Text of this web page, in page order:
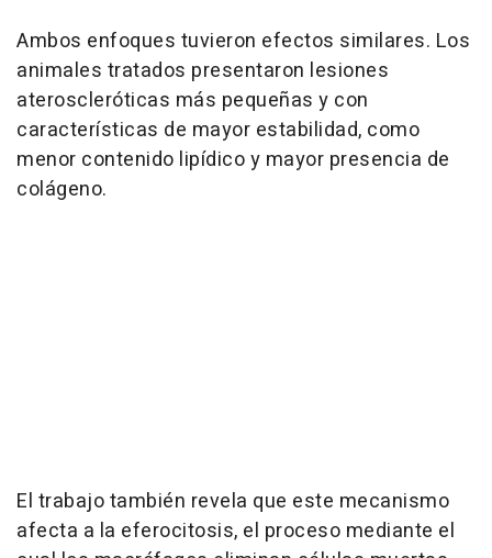
Ambos enfoques tuvieron efectos similares. Los
animales tratados presentaron lesiones
ateroscleróticas más pequeñas y con
características de mayor estabilidad, como
menor contenido lipídico y mayor presencia de
colágeno.
El trabajo también revela que este mecanismo
afecta a la eferocitosis, el proceso mediante el